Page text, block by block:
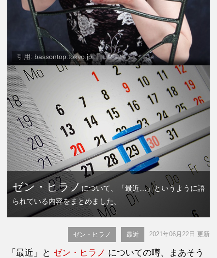
引用: bassontop.tokyo.jp...
ゼン・ヒラノについて、「最近…」というように語
られている内容をまとめました。
ゼン・ヒラノ 最近 2021年06月22日 更新
「最近」と ゼン・ヒラノ についての噂、まあそう